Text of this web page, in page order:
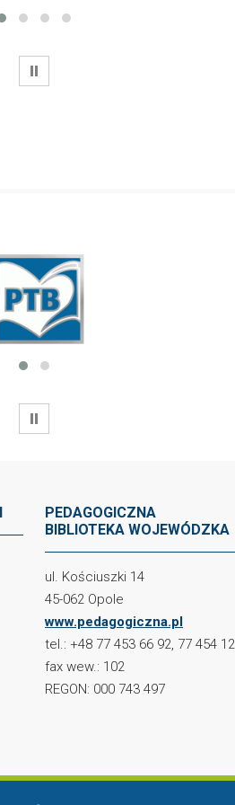
WSTRZYMAJ
WSTRZYMAJ
PEDAGOGICZNA
BIBLIOTEKA WOJEWÓDZKA
ul. Kościuszki 14
45-062 Opole
www.pedagogiczna.pl
tel.: +48 77 453 66 92, 77 454
fax wew.: 102
REGON: 000 743 497